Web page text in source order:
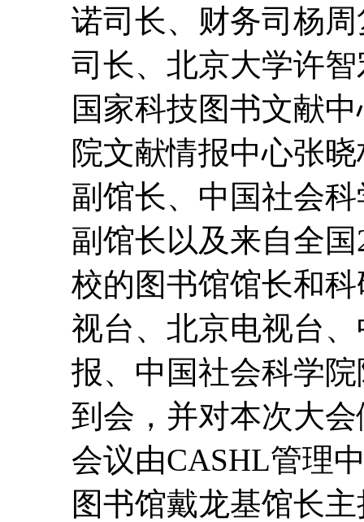
诺司长、财务司杨
司长、北京大学许
国家科技图书文献
院文献情报中心张
副馆长、中国社会
副馆长以及来自全
校的图书馆馆长和
视台、北京电视台
报、中国社会科学
到会，并对本次大
会议由CASHL管理
图书馆戴龙基馆长